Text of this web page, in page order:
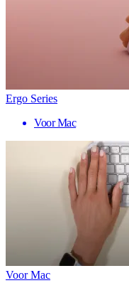
Ergo Series
Voor Mac
Voor Mac